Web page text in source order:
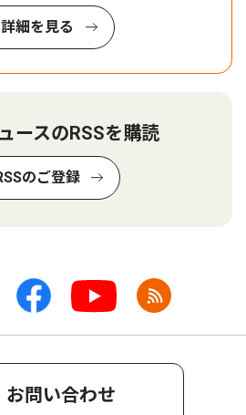
詳細を見る
ースのRSSを購読
のご登録
お問い合わせ